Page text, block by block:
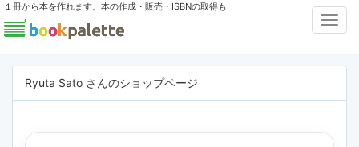
１冊から本を作れます。本の作成・販売・ISBNの取得も
Ryuta Sato さんのショップページ